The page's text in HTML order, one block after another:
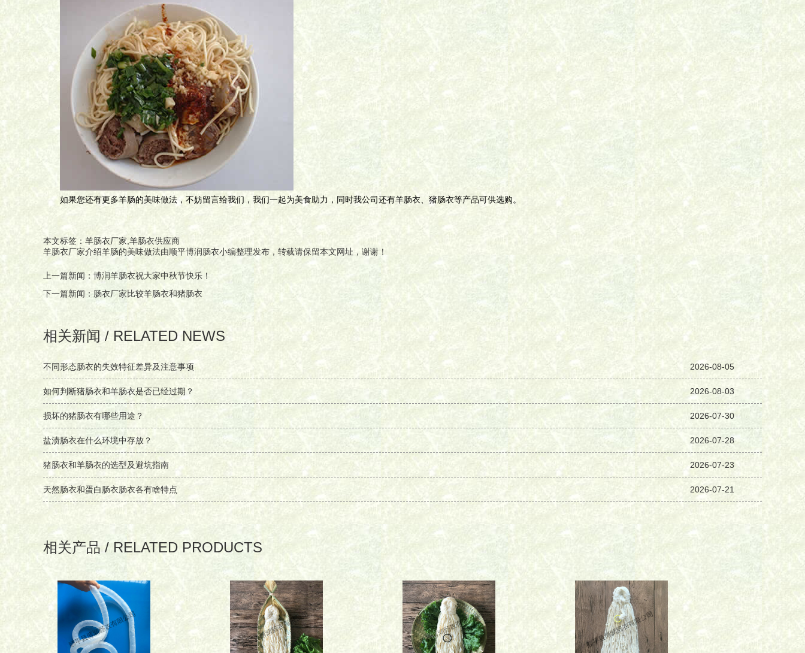
如果您还有更多羊肠的美味做法，不妨留言给我们，我们一起为美食助力，同时我公司还有羊肠衣、猪肠衣等产品可供选购。
本文标签：羊肠衣厂家,羊肠衣供应商
羊肠衣厂家介绍羊肠的美味做法由顺平博润肠衣小编整理发布，转载请保留本文网址，谢谢！
上一篇新闻： 博润羊肠衣祝大家中秋节快乐！
下一篇新闻：肠衣厂家比较羊肠衣和猪肠衣
相关新闻 / RELATED NEWS
不同形态肠衣的失效特征差异及注意事项 2026-08-05
如何判断猪肠衣和羊肠衣是否已经过期？ 2026-08-03
损坏的猪肠衣有哪些用途？ 2026-07-30
盐渍肠衣在什么环境中存放？ 2026-07-28
猪肠衣和羊肠衣的选型及避坑指南‌ 2026-07-23
天然肠衣和蛋白肠衣肠衣各有啥特点 2026-07-21
相关产品 / RELATED PRODUCTS